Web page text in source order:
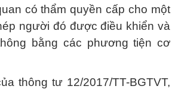
có thẩm quyền cấp cho một
người đó được điều khiển và
bằng các phương tiện cơ
thông tư 12/2017/TT-BGTVT,